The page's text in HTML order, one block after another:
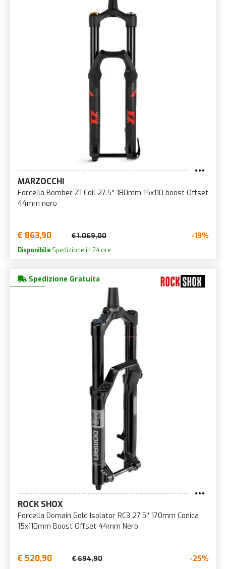
MARZOCCHI
Forcella Bomber Z1 Coil 27.5'' 180mm 15x110 boost Offset
44mm nero
€ 863,90 € 1.069,00 -19%
Disponibile Spedizione in 24 ore
Spedizione Gratuita
ROCK SHOX
Forcella Domain Gold Isolator RC3 27.5'' 170mm Conica
15x110mm Boost Offset 44mm Nero
€ 520,90 € 694,90 -25%